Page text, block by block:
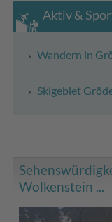
Aktiv &
Wandern in
Skigebiet
Wolkenstein ...